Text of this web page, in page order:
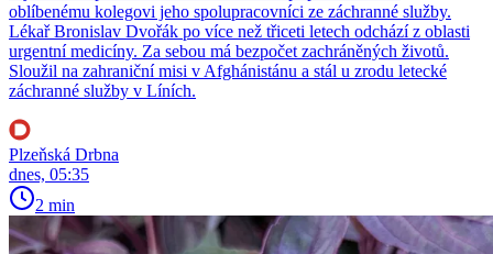
oblíbenému kolegovi jeho spolupracovníci ze záchranné služby.
Lékař Bronislav Dvořák po více než třiceti letech odchází z oblasti
urgentní medicíny. Za sebou má bezpočet zachráněných životů.
Sloužil na zahraniční misi v Afghánistánu a stál u zrodu letecké
záchranné služby v Líních.
Plzeňská Drbna
dnes, 05:35
2 min